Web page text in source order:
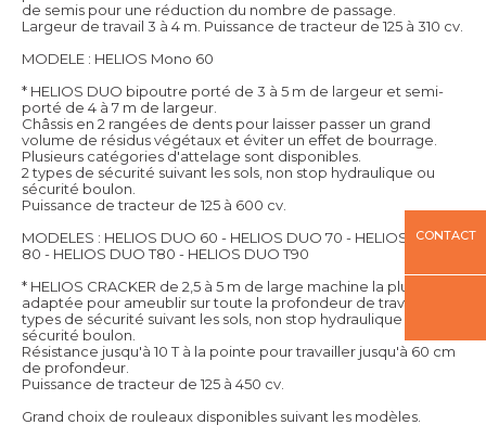
de semis pour une réduction du nombre de passage.
Largeur de travail 3 à 4 m. Puissance de tracteur de 125 à 310 cv.
MODELE : HELIOS Mono 60
* HELIOS DUO bipoutre porté de 3 à 5 m de largeur et semi-
porté de 4 à 7 m de largeur.
Châssis en 2 rangées de dents pour laisser passer un grand
volume de résidus végétaux et éviter un effet de bourrage.
Plusieurs catégories d'attelage sont disponibles.
2 types de sécurité suivant les sols, non stop hydraulique ou
sécurité boulon.
Puissance de tracteur de 125 à 600 cv.
MODELES : HELIOS DUO 60 - HELIOS DUO 70 - HELIOS DUO
80 - HELIOS DUO T80 - HELIOS DUO T90
* HELIOS CRACKER de 2,5 à 5 m de large machine la plus
adaptée pour ameublir sur toute la profondeur de travail. 2
types de sécurité suivant les sols, non stop hydraulique ou
sécurité boulon.
Résistance jusqu'à 10 T à la pointe pour travailler jusqu'à 60 cm
de profondeur.
Puissance de tracteur de 125 à 450 cv.
Grand choix de rouleaux disponibles suivant les modèles.
CONTACT